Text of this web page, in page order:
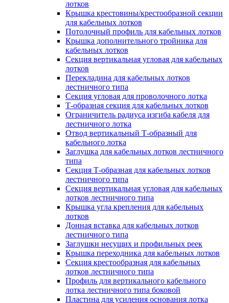
лотков
Крышка крестовины/крестообразной секции
для кабельных лотков
Потолочный профиль для кабельных лотков
Крышка дополнительного тройника для
кабельных лотков
Секция вертикальная угловая для кабельных
лотков
Перекладина для кабельных лотков
лестничного типа
Секция угловая для проволочного лотка
Т-образная секция для кабельных лотков
Ограничитель радиуса изгиба кабеля для
лестничного лотка
Отвод вертикальный Т-образный для
кабельного лотка
Заглушка для кабельных лотков лестничного
типа
Секция Т-образная для кабельных лотков
лестничного типа
Секция вертикальная угловая для кабельных
лотков лестничного типа
Крышка угла крепления для кабельных
лотков
Донная вставка для кабельных лотков
лестничного типа
Заглушки несущих и профильных реек
Крышка переходника для кабельных лотков
Секция крестообразная для кабельных
лотков лестничного типа
Профиль для вертикального кабельного
лотка лестничного типа боковой
Пластина для усиления основания лотка